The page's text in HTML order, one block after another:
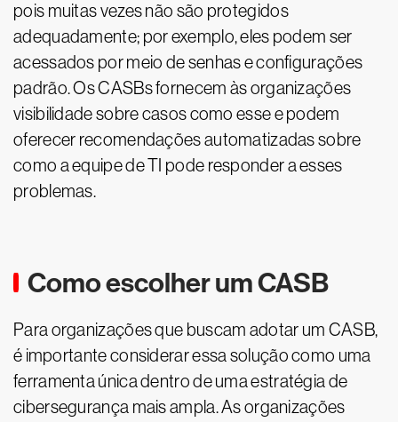
pois muitas vezes não são protegidos
adequadamente; por exemplo, eles podem ser
acessados por meio de senhas e configurações
padrão. Os CASBs fornecem às organizações
visibilidade sobre casos como esse e podem
oferecer recomendações automatizadas sobre
como a equipe de TI pode responder a esses
problemas.
Como escolher um CASB
Para organizações que buscam adotar um CASB,
é importante considerar essa solução como uma
ferramenta única dentro de uma estratégia de
cibersegurança mais ampla. As organizações